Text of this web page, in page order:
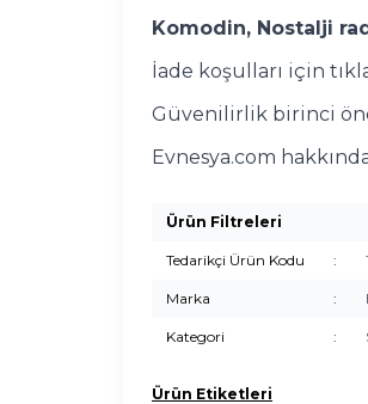
Komodin, Nostalji
İade koşulları için
Güvenilirlik birinci
Evnesya.com
Ürün Filtreleri
Tedarikçi Ürün Kodu :
Marka :
Kategori :
Ürün Etiketleri